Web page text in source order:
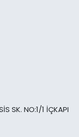
SK. NO:1/1 İÇKAPI